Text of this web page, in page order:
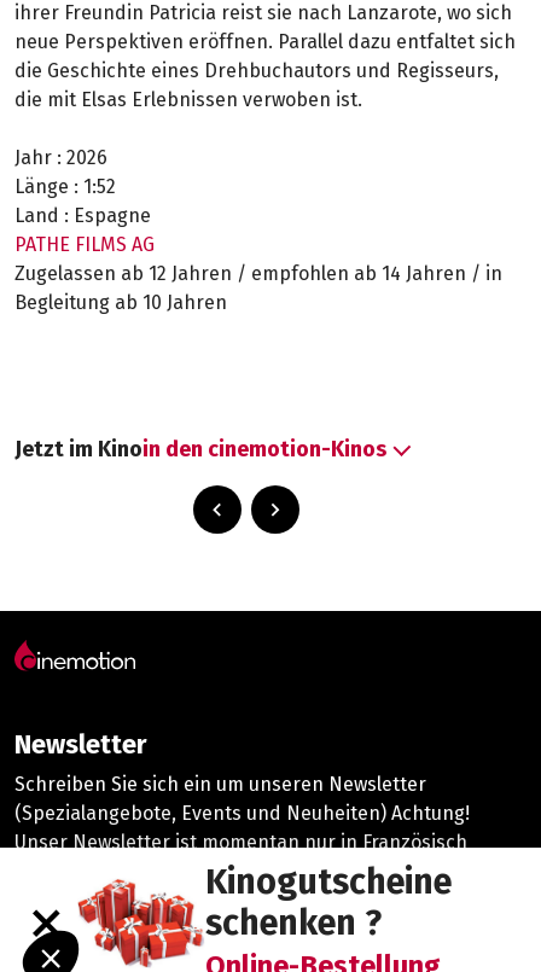
ihrer Freundin Patricia reist sie nach Lanzarote, wo sich
neue Perspektiven eröffnen. Parallel dazu entfaltet sich
die Geschichte eines Drehbuchautors und Regisseurs,
die mit Elsas Erlebnissen verwoben ist.
Jahr : 2026
Länge : 1:52
Land : Espagne
PATHE FILMS AG
Zugelassen ab 12 Jahren / empfohlen ab 14 Jahren / in
Begleitung ab 10 Jahren
Jetzt im Kinoin den cinemotion-Kinos
Newsletter
Schreiben Sie sich ein um unseren Newsletter
(Spezialangebote, Events und Neuheiten) Achtung!
Unser Newsletter ist momentan nur in Französisch
©2026 cinemotion |Datenschutzrichtlinie
close
Kinogutscheine
schenken ?